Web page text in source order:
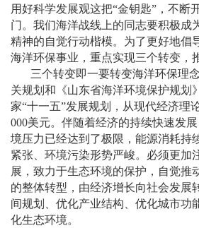
用好科学发展观这把“金钥匙” ，不断
门。我们海洋战线上的同志要积极成
精神的自觉行动楷模。为了更好地倡
海洋环保事业，重点实现三个转变，
三个转变即一要转变海洋环保理
关规划和《山东省海洋环境保护规划
家“十一五”发展规划，从现代经济理
000美元。伴随着经济的持续快速发
境压力已经达到了极限，能源消耗持
紧张、环境污染形势严峻。必须更加
展，致力于生态环境的保护，自觉推
的整体转型，由经济增长向社会发展
间规划、优化产业结构、优化城市功
化生态环境。